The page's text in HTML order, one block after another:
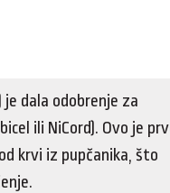
je dala odobrenje za
ili NiCord). Ovo je
krvi iz pupčanika, što